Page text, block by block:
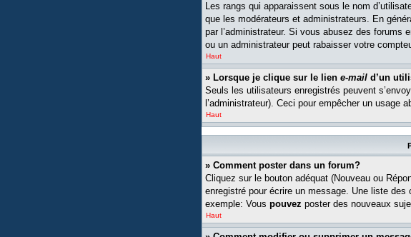
Les rangs qui apparaissent sous le nom
que les modérateurs et administrateurs. En
par l’administrateur. Si vous abusez des forums
ou un administrateur peut rabaisser votre
Haut
» Lorsque je clique sur le lien e-mail d’un
Seuls les utilisateurs enregistrés peuvent
l’administrateur). Ceci pour empêcher un usage
Haut
» Comment poster dans un forum?
Cliquez sur le bouton adéquat (Nouveau ou
enregistré pour écrire un message. Une liste
exemple: Vous pouvez poster des nouveaux
Haut